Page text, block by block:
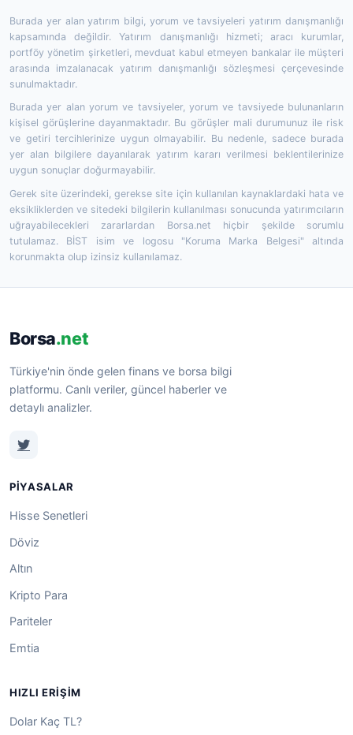
Burada yer alan yatırım bilgi, yorum ve tavsiyeleri yatırım danışmanlığı
kapsamında değildir. Yatırım danışmanlığı hizmeti; aracı kurumlar,
portföy yönetim şirketleri, mevduat kabul etmeyen bankalar ile müşteri
arasında imzalanacak yatırım danışmanlığı sözleşmesi çerçevesinde
sunulmaktadır.
Burada yer alan yorum ve tavsiyeler, yorum ve tavsiyede bulunanların
kişisel görüşlerine dayanmaktadır. Bu görüşler mali durumunuz ile risk
ve getiri tercihlerinize uygun olmayabilir. Bu nedenle, sadece burada
yer alan bilgilere dayanılarak yatırım kararı verilmesi beklentilerinize
uygun sonuçlar doğurmayabilir.
Gerek site üzerindeki, gerekse site için kullanılan kaynaklardaki hata ve
eksikliklerden ve sitedeki bilgilerin kullanılması sonucunda yatırımcıların
uğrayabilecekleri zararlardan Borsa.net hiçbir şekilde sorumlu
tutulamaz. BİST isim ve logosu "Koruma Marka Belgesi" altında
korunmakta olup izinsiz kullanılamaz.
Borsa.net
Türkiye'nin önde gelen finans ve borsa bilgi
platformu. Canlı veriler, güncel haberler ve
detaylı analizler.
PIYASALAR
Hisse Senetleri
Döviz
Altın
Kripto Para
Pariteler
Emtia
HIZLI ERIŞIM
Dolar Kaç TL?